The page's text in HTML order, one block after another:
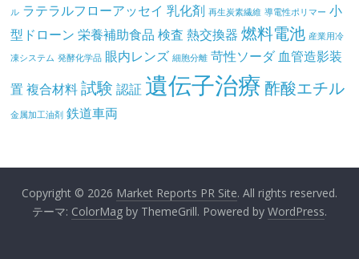
ル ラテラルフローアッセイ 乳化剤 再生炭素繊維 導電性ポリマー 小
型ドローン 栄養補助食品 検査 熱交換器 燃料電池 産業用冷
凍システム 発酵化学品 眼内レンズ 細胞分離 苛性ソーダ 血管造影装
置 複合材料 試験 認証 遺伝子治療 酢酸エチル
金属加工油剤 鉄道車両
Copyright © 2026 Market Reports PR Site. All rights reserved.
テーマ: ColorMagby ThemeGrill. Powered by WordPress.